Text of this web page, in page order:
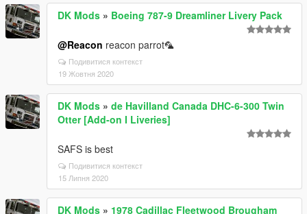
DK Mods » Boeing 787-9 Dreamliner Livery Pack
@Reacon reacon parrot🦜
Подивитися контекст
19 Жовтня 2020
DK Mods » de Havilland Canada DHC-6-300 Twin
Otter [Add-on I Liveries]
SAFS is best
Подивитися контекст
15 Липня 2020
DK Mods » 1978 Cadillac Fleetwood Brougham